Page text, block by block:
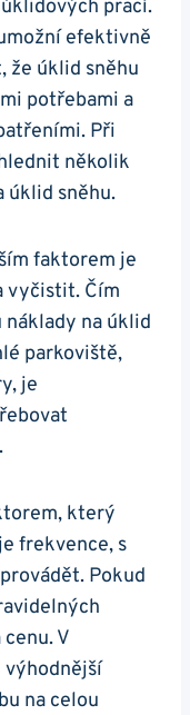
prací.
efektivně
že úklid sněhu
potřebami a
Při
několik
úklid sněhu.
faktorem je
vyčistit. Čím
na úklid
parkoviště,
je
který
frekvence, s
Pokud
V
na celou